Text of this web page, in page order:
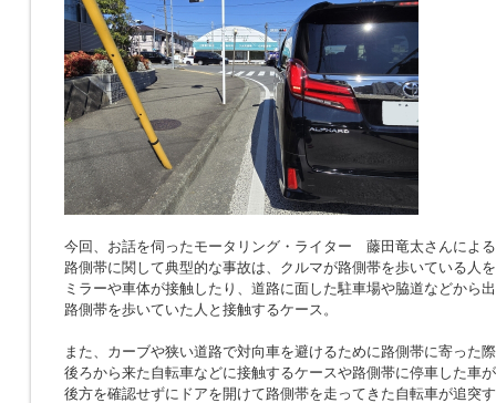
今回、お話を伺ったモータリング・ライター 藤田竜太さんによ
路側帯に関して典型的な事故は、クルマが路側帯を歩いている人
ミラーや車体が接触したり、道路に面した駐車場や脇道などから
路側帯を歩いていた人と接触するケース。
また、カーブや狭い道路で対向車を避けるために路側帯に寄った
後ろから来た自転車などに接触するケースや路側帯に停車した車
後方を確認せずにドアを開けて路側帯を走ってきた自転車が追突